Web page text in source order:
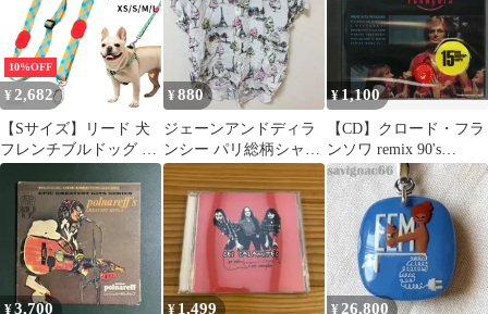
10%OFF
¥2,682
【Sサイズ】リード 犬
フレンチブルドッグ 長
さ調整可能 超小型犬 小
型犬 中型犬 大型犬 ワ
ンちゃん おしゃれ かわ
いい 柄 定番 丈夫 カラ
フル フレブル パグ ペ
ット用 軽量 お出かけ
お散歩 86-136cm スイ
¥880
ジェーンアンドディラ
ンシー パリ総柄シャツ
開襟 半袖 前後差 Ｓ レ
ーヨン
¥1,100
【CD】クロード・フラ
ンソワ remix 90's
842502-2
¥3,700 ¥ 1,499 ¥26,800